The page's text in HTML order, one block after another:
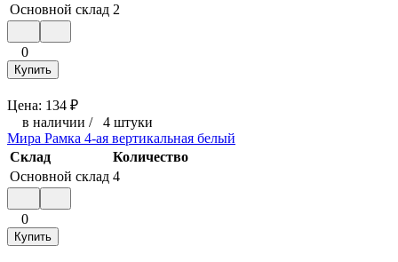
Основной склад 2
0
Купить
Цена: 134 ₽
в наличии / 4 штуки
Мира Рамка 4-ая вертикальная белый
Склад
Количество
Основной склад 4
0
Купить